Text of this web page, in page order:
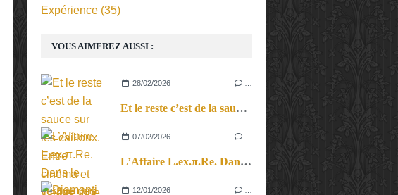
VOUS AIMEREZ AUSSI :
28/02/2026
Et le reste c’est de la sauce sur les cailloux. Entre cinéma et théâtre, une histoire de rébellion et de résistance.
07/02/2026
L’Affaire L.ex.π.Re. Dans le vertige des questions de point de vue.
12/01/2026
Expérience (35)